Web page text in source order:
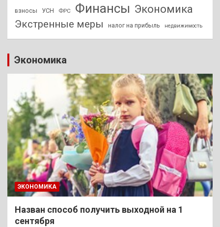
взносы УСН ФРС Финансы Экономика
Экстренные меры налог на прибыль недвижимость
Экономика
ЭКОНОМИКА
Назван способ получить выходной на 1
сентября